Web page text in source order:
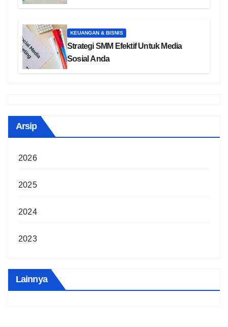
KEUANGAN & BISNIS
Strategi SMM Efektif Untuk Media
Sosial Anda
Arsip
2026
2025
2024
2023
Lainnya